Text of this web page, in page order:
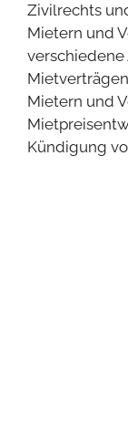
Zivilrechts
Mietern und
verschiedene
Mietern und
Kündigung